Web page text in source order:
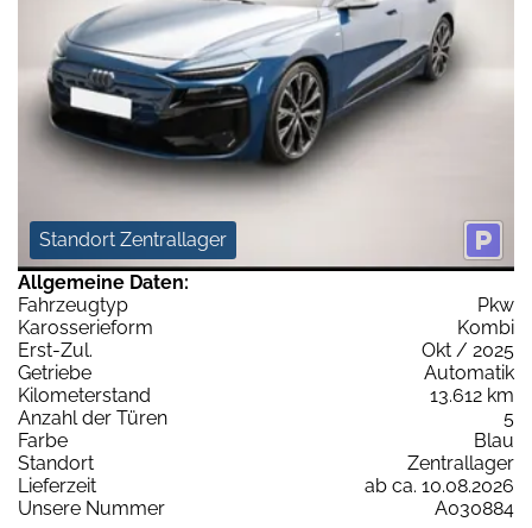
Standort Zentrallager
Allgemeine Daten:
Fahrzeugtyp
Pkw
Karosserieform
Kombi
Erst-Zul.
Okt / 2025
Getriebe
Automatik
Kilometerstand
13.612 km
Anzahl der Türen
5
Farbe
Blau
Standort
Zentrallager
Lieferzeit
ab ca. 10.08.2026
Unsere Nummer
A030884